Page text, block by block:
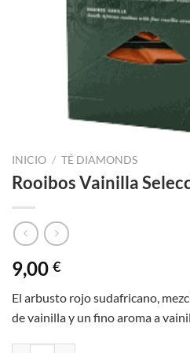
INICIO / TÉ DIAMONDS
Rooibos Vainilla
9,00 €
El arbusto rojo sudafricano,
de vainilla y un fino aroma a